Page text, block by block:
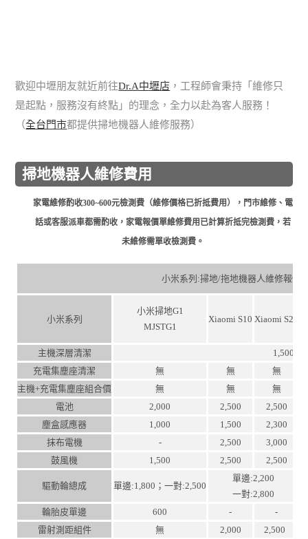
歡迎中壢朋友就近前往Dr.A中壢店 ，工程師會秉持「維修只
是起點，服務沒有終點」的理念，全力以赴為客人服務！
（全台門市都提供掃地機器人維修服務）
掃地機器人維修費用
家電維修酌收300~600元檢測費（維修價格已折抵費用），門市維修、電
話或客服派車都需酌收，家電報價單維修費用已計算折抵完檢測費，若
未維修需單收檢測費。
小米系列:掃地/拖地機器人維修報價
小米系列
小米掃地G1
MJSTG1
Xiaomi S10 Xiaomi S20
主機深層清潔
1,500
充電集塵座清潔
無 無
無
主機+充電集塵座組合價
無 無
無
電池
2,000 2,500
2,500
塵盒感應器
1,000 1,500
2,300
抹布電機
- 2,500
3,000
鼓風機
1,500 2,500 2,500
驅動輪總成 單邊:1,800；一對:2,500
單邊:2,200
一對:2,800
輪胎皮單邊
600 -
-
雷射測距組件
無 2,000
2,500